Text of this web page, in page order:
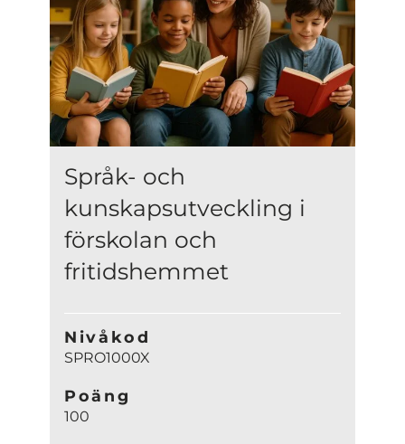
Språk- och
kunskapsutveckling i
förskolan och
fritidshemmet
Nivåkod
SPRO1000X
Poäng
100